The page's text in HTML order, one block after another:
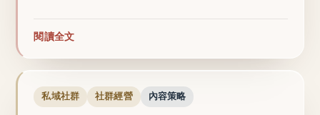
閱讀全文
私域社群 社群經營 內容策略